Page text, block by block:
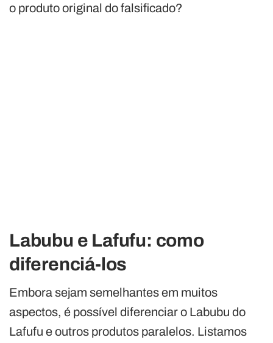
o produto original do falsificado?
Labubu e Lafufu: como
diferenciá-los
Embora sejam semelhantes em muitos
aspectos, é possível diferenciar o Labubu do
Lafufu e outros produtos paralelos. Listamos